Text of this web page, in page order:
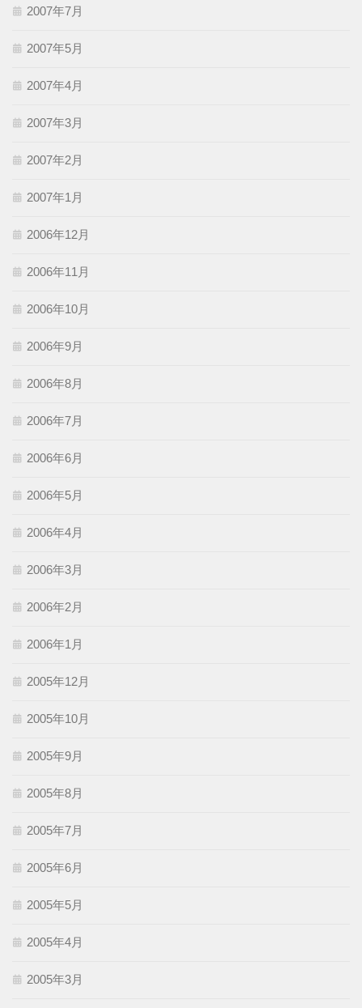
2007年7月
2007年5月
2007年4月
2007年3月
2007年2月
2007年1月
2006年12月
2006年11月
2006年10月
2006年9月
2006年8月
2006年7月
2006年6月
2006年5月
2006年4月
2006年3月
2006年2月
2006年1月
2005年12月
2005年10月
2005年9月
2005年8月
2005年7月
2005年6月
2005年5月
2005年4月
2005年3月